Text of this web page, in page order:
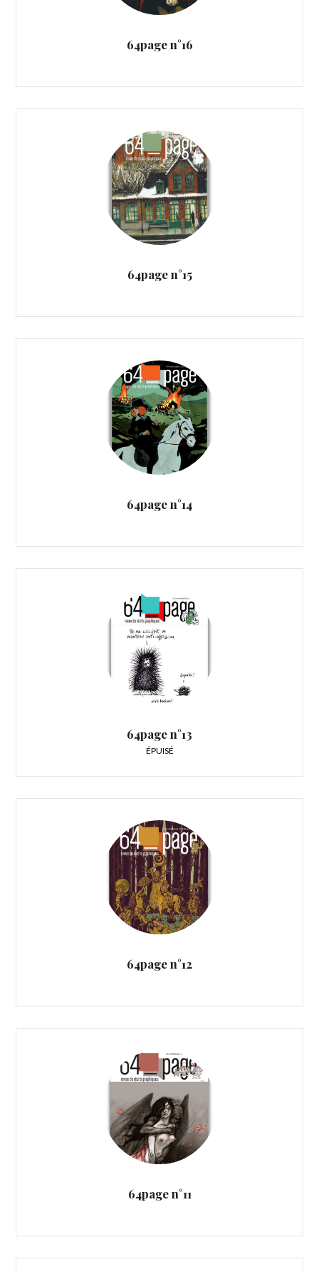
64page n°16
64page n°15
64page n°14
64page n°13
ÉPUISÉ
64page n°12
64page n°11